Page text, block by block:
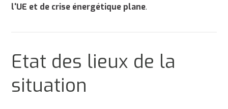
l'UE et de crise énergétique plane.
Etat des lieux de la
situation